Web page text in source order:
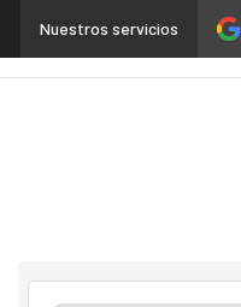
Nuestros servicios
Inteligencia Artificial